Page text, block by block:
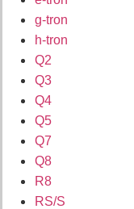
g-tron
h-tron
Q2
Q3
Q4
Q5
Q7
Q8
R8
RS/S